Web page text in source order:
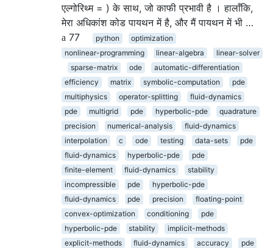
एल्गोरिथ्म = ) के साथ, जो काफी प्रभावी है । हालाँकि,
मेरा अधिकांश कोड पायथन में है, और मैं पायथन में भी …
77
python
optimization
nonlinear-programming
linear-algebra
linear-solver
sparse-matrix
ode
automatic-differentiation
efficiency
matrix symbolic-computation
pde
multiphysics
operator-splitting
fluid-dynamics
pde
multigrid pde hyperbolic-pde
quadrature
precision
numerical-analysis
fluid-dynamics
interpolation
c ode testing data-sets
pde
fluid-dynamics
hyperbolic-pde
pde
finite-element
fluid-dynamics
stability
incompressible
pde
hyperbolic-pde
fluid-dynamics
pde precision
floating-point
convex-optimization
conditioning
pde
hyperbolic-pde
stability
implicit-methods
explicit-methods
fluid-dynamics accuracy
pde